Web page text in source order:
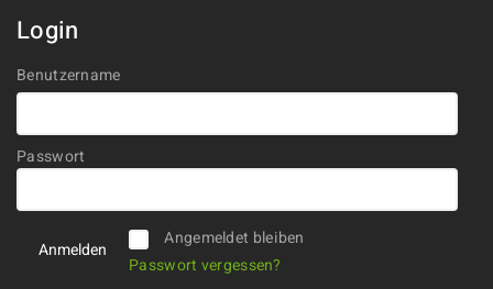
Login
Benutzername
Passwort
Angemeldet bleiben
Passwort vergessen?